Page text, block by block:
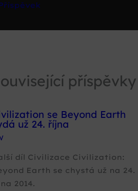
příspěvky
se Beyond Earth
už 24. října
díl Civilizace Civilization:
Earth se chystá už na 24.
2014.